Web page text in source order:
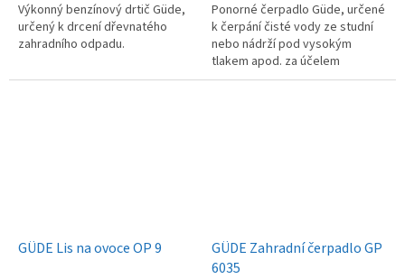
Výkonný benzínový drtič Güde,
určený k drcení dřevnatého
zahradního odpadu.
Ponorné čerpadlo Güde, určené
k čerpání čisté vody ze studní
nebo nádrží pod vysokým
tlakem apod. za účelem
zavlažování trávníku nebo
GÜDE Lis na ovoce OP 9
GÜDE Zahradní čerpadlo GP
6035